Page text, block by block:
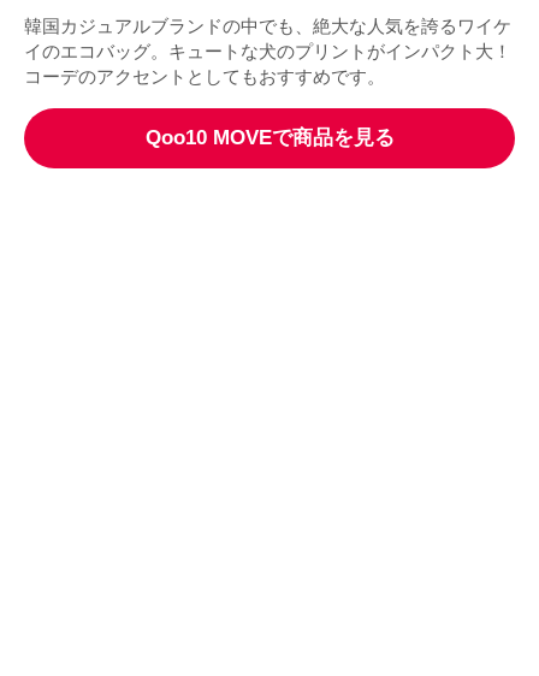
韓国カジュアルブランドの中でも、絶大な人気を誇るワイケ
イのエコバッグ。キュートな犬のプリントがインパクト大！
コーデのアクセントとしてもおすすめです。
Qoo10 MOVEで商品を見る